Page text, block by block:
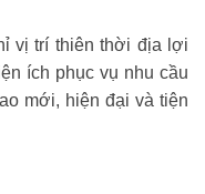
vị trí thiên thời địa lợi
ích phục vụ nhu cầu
mới, hiện đại và tiện